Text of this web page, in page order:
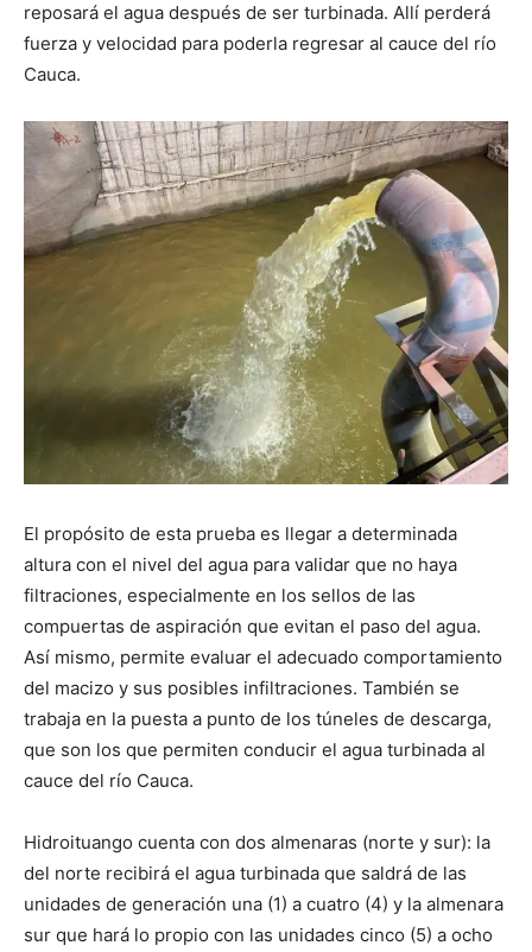
reposará el agua después de ser turbinada. Allí perderá
fuerza y velocidad para poderla regresar al cauce del río
Cauca.
El propósito de esta prueba es llegar a determinada
altura con el nivel del agua para validar que no haya
filtraciones, especialmente en los sellos de las
compuertas de aspiración que evitan el paso del agua.
Así mismo, permite evaluar el adecuado comportamiento
del macizo y sus posibles infiltraciones. También se
trabaja en la puesta a punto de los túneles de descarga,
que son los que permiten conducir el agua turbinada al
cauce del río Cauca.
Hidroituango cuenta con dos almenaras (norte y sur): la
del norte recibirá el agua turbinada que saldrá de las
unidades de generación una (1) a cuatro (4) y la almenara
sur que hará lo propio con las unidades cinco (5) a ocho